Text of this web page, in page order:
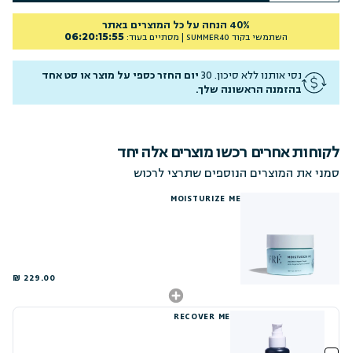
40% הנחה על כל המוצרים באתר
השתמשי בקוד SUMMER40| מסתיים בעוד: 06:20:15:54
נסי אותנו ללא סיכון. 30
יום החזר כספי על מוצר או סט אחד
בהזמנה הראשונה שלך.
לקוחות אחרים רכשו מוצרים אלה יחד
סמני את המוצרים הנוספים שתרצי לרכוש
MOISTURIZE ME
229.00 ₪
RECOVER ME